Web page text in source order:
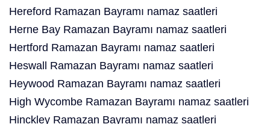
Hereford Ramazan Bayramı namaz saatleri
Herne Bay Ramazan Bayramı namaz saatleri
Hertford Ramazan Bayramı namaz saatleri
Heswall Ramazan Bayramı namaz saatleri
Heywood Ramazan Bayramı namaz saatleri
High Wycombe Ramazan Bayramı namaz saatleri
Hinckley Ramazan Bayramı namaz saatleri